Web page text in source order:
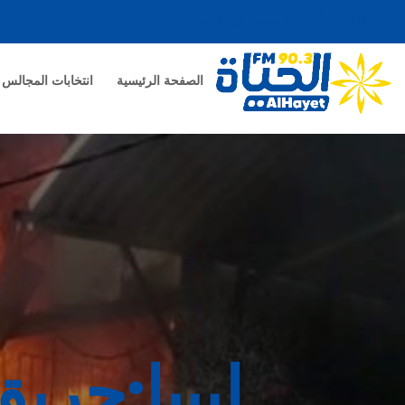
الصفحة الرئيسية انتخابات المجالس